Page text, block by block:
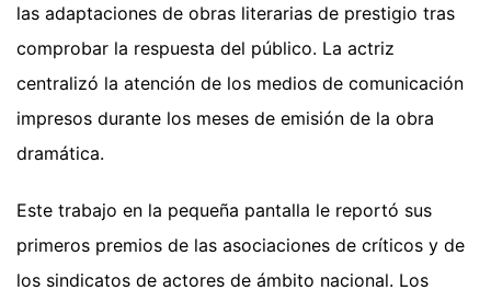
las adaptaciones de obras literarias de prestigio tras
comprobar la respuesta del público. La actriz
centralizó la atención de los medios de comunicación
impresos durante los meses de emisión de la obra
dramática.
Este trabajo en la pequeña pantalla le reportó sus
primeros premios de las asociaciones de críticos y de
los sindicatos de actores de ámbito nacional. Los